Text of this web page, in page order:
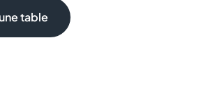
entre amis.
table